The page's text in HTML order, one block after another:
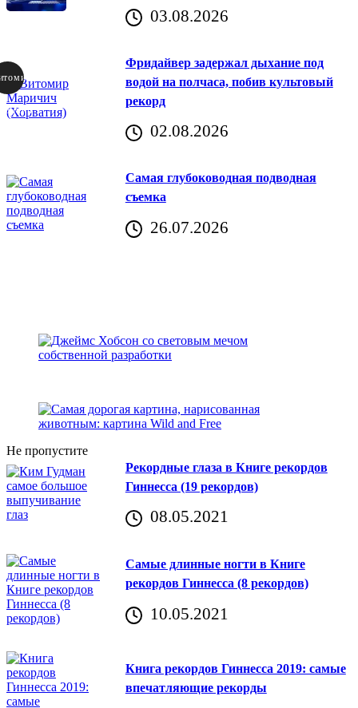
03.08.2026
Фридайвер задержал дыхание под
водой на полчаса, побив культовый
рекорд
02.08.2026
Самая глубоководная подводная
съемка
26.07.2026
Не пропустите
Рекордные глаза в Книге рекордов
Гиннесса (19 рекордов)
08.05.2021
Самые длинные ногти в Книге
рекордов Гиннесса (8 рекордов)
10.05.2021
Книга рекордов Гиннесса 2019: самые
впечатляющие рекорды